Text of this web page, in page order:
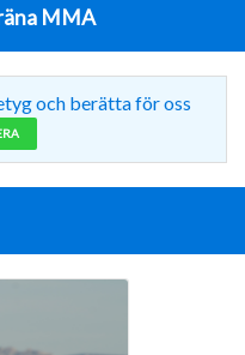
MMA
och berätta för oss